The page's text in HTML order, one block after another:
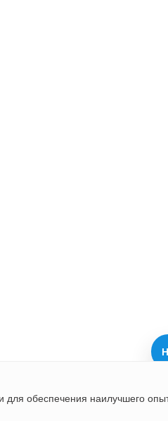
для обеспечения наилучшего